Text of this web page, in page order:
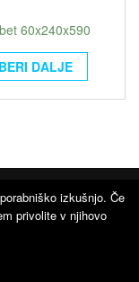
60x240x590
BERI DALJE
izkušnjo. Če
privolite v njihovo